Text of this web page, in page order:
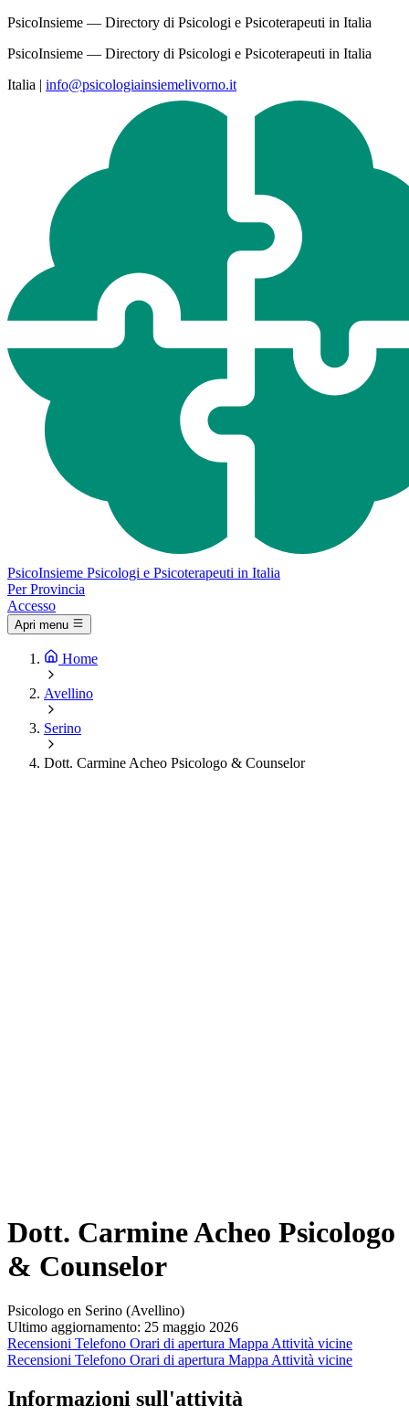
PsicoInsieme — Directory di Psicologi e Psicoterapeuti in Italia
PsicoInsieme — Directory di Psicologi e Psicoterapeuti in Italia
Italia | info@psicologiainsiemelivorno.it
PsicoInsieme Psicologi e Psicoterapeuti in Italia
Per Provincia
Accesso
Apri menu
Home
Avellino
Serino
Dott. Carmine Acheo Psicologo & Counselor
Dott. Carmine Acheo Psicologo
& Counselor
Psicologo en Serino (Avellino)
Ultimo aggiornamento: 25 maggio 2026
Recensioni Telefono Orari di apertura Mappa Attività vicine
Recensioni Telefono Orari di apertura Mappa Attività vicine
Informazioni sull'attività